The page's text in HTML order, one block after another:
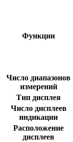
Функции
Число диапазонов
измерений
Тип дисплея
Число дисплеев
индикации
Расположение
дисплеев